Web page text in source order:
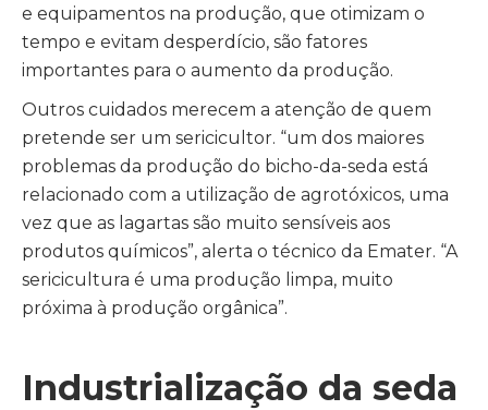
e equipamentos na produção, que otimizam o
tempo e evitam desperdício, são fatores
importantes para o aumento da produção.
Outros cuidados merecem a atenção de quem
pretende ser um sericicultor. “um dos maiores
problemas da produção do bicho-da-seda está
relacionado com a utilização de agrotóxicos, uma
vez que as lagartas são muito sensíveis aos
produtos químicos”, alerta o técnico da Emater. “A
sericicultura é uma produção limpa, muito
próxima à produção orgânica”.
Industrialização da seda